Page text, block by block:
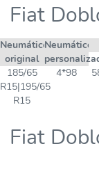
Fiat
Neumático
original
Neumático
185/65
R15|195/65
R15
4*98
Fiat